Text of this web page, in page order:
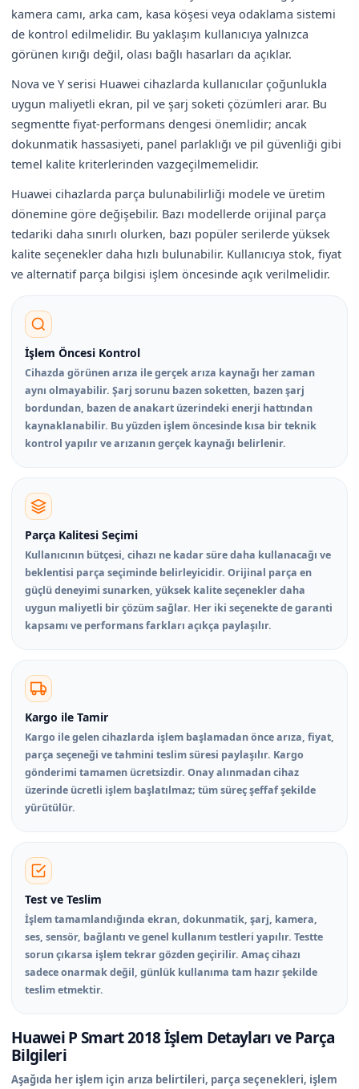
kamera camı, arka cam, kasa köşesi veya odaklama sistemi
de kontrol edilmelidir. Bu yaklaşım kullanıcıya yalnızca
görünen kırığı değil, olası bağlı hasarları da açıklar.
Nova ve Y serisi Huawei cihazlarda kullanıcılar çoğunlukla
uygun maliyetli ekran, pil ve şarj soketi çözümleri arar. Bu
segmentte fiyat-performans dengesi önemlidir; ancak
dokunmatik hassasiyeti, panel parlaklığı ve pil güvenliği gibi
temel kalite kriterlerinden vazgeçilmemelidir.
Huawei cihazlarda parça bulunabilirliği modele ve üretim
dönemine göre değişebilir. Bazı modellerde orijinal parça
tedariki daha sınırlı olurken, bazı popüler serilerde yüksek
kalite seçenekler daha hızlı bulunabilir. Kullanıcıya stok, fiyat
ve alternatif parça bilgisi işlem öncesinde açık verilmelidir.
İşlem Öncesi Kontrol
Cihazda görünen arıza ile gerçek arıza kaynağı her zaman
aynı olmayabilir. Şarj sorunu bazen soketten, bazen şarj
bordundan, bazen de anakart üzerindeki enerji hattından
kaynaklanabilir. Bu yüzden işlem öncesinde kısa bir teknik
kontrol yapılır ve arızanın gerçek kaynağı belirlenir.
Parça Kalitesi Seçimi
Kullanıcının bütçesi, cihazı ne kadar süre daha kullanacağı ve
beklentisi parça seçiminde belirleyicidir. Orijinal parça en
güçlü deneyimi sunarken, yüksek kalite seçenekler daha
uygun maliyetli bir çözüm sağlar. Her iki seçenekte de garanti
kapsamı ve performans farkları açıkça paylaşılır.
Kargo ile Tamir
Kargo ile gelen cihazlarda işlem başlamadan önce arıza, fiyat,
parça seçeneği ve tahmini teslim süresi paylaşılır. Kargo
gönderimi tamamen ücretsizdir. Onay alınmadan cihaz
üzerinde ücretli işlem başlatılmaz; tüm süreç şeffaf şekilde
yürütülür.
Test ve Teslim
İşlem tamamlandığında ekran, dokunmatik, şarj, kamera,
ses, sensör, bağlantı ve genel kullanım testleri yapılır. Testte
sorun çıkarsa işlem tekrar gözden geçirilir. Amaç cihazı
sadece onarmak değil, günlük kullanıma tam hazır şekilde
teslim etmektir.
Huawei P Smart 2018 İşlem Detayları ve Parça
Bilgileri
Aşağıda her işlem için arıza belirtileri, parça seçenekleri, işlem